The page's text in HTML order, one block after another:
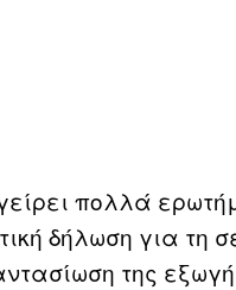
πολλά
δήλωση για τη
της